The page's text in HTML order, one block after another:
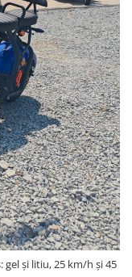
și litiu, 25 km/h și 45